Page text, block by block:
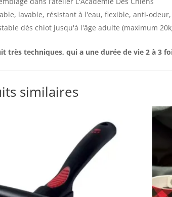
lavable, résistant à l'eau, flexible, anti-
dès chiot jusqu'à l'âge adulte (maximum
très techniques, qui a une durée de vie 2 à 3
similaires